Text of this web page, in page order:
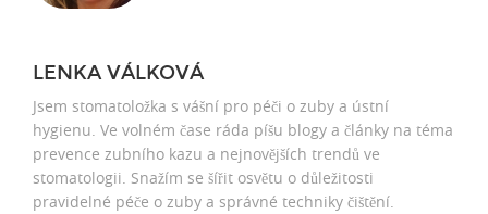
LENKA VÁLKOVÁ
Jsem stomatoložka s vášní pro péči o zuby a ústní
hygienu. Ve volném čase ráda píšu blogy a články na téma
prevence zubního kazu a nejnovějších trendů ve
stomatologii. Snažím se šířit osvětu o důležitosti
pravidelné péče o zuby a správné techniky čištění.